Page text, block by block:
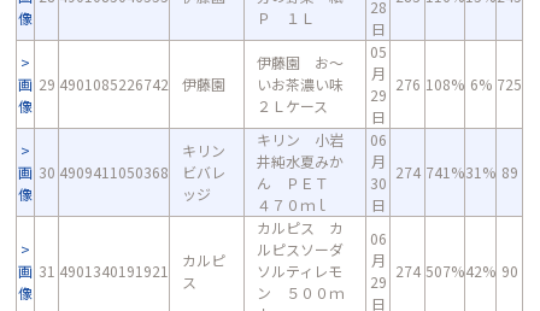
像
Ｐ １Ｌ
28
日
画
像
29 4901085226742 伊藤園
伊藤園 お～
いお茶濃い味
２Ｌケース
05
月
29
日
276 108% 6% 725
画
像
30 4909411050368
キリン
ビバレ
ッジ
キリン 小岩
井純水夏みか
ん ＰＥＴ
４７０ｍｌ
06
月
30
日
274 741%31% 89
画
像
31 4901340191921
カルピ
ス
カルピス カ
ルピスソーダ
ソルティレモ
ン ５００ｍ
06
月
29
日
274 507%42% 90